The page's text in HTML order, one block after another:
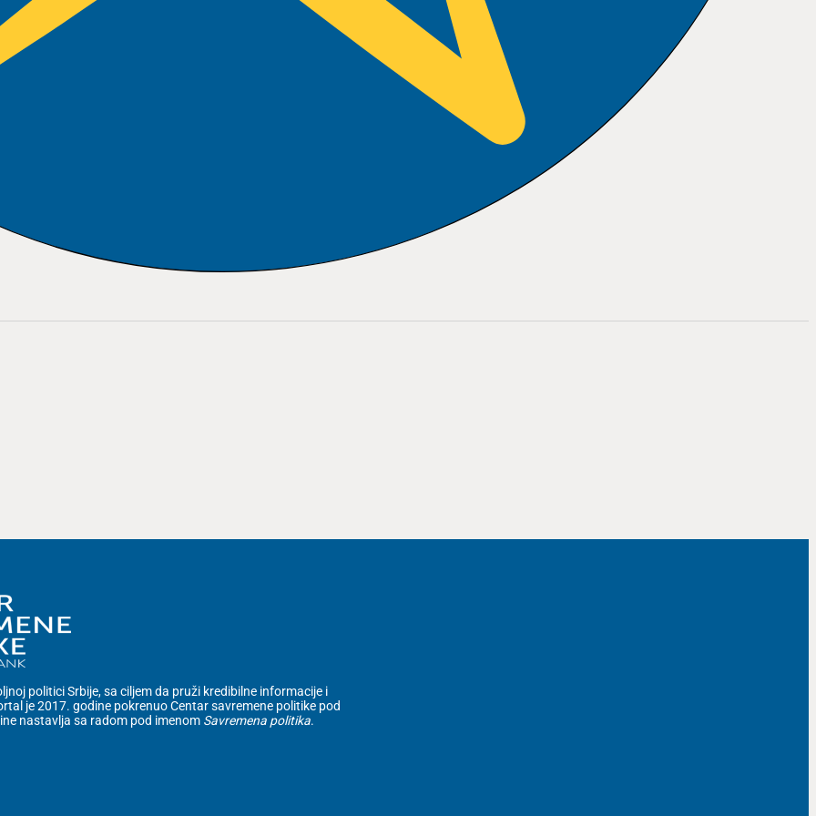
politici Srbije, sa ciljem da pruži kredibilne informacije i
je 2017. godine pokrenuo Centar savremene politike pod
nastavlja sa radom pod imenom Savremena politika.